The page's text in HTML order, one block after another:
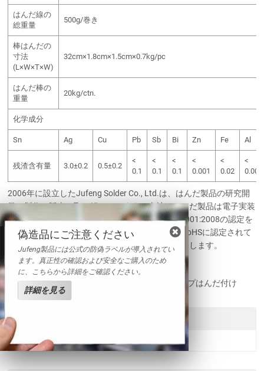
はんだ線の
総重量
500g/巻き
棒はんだの
寸法
(L×W×T×W)
32cm×1.8cm×1.5cm×0.7kg/pc
はんだ棒の
重量
20kg/ctn.
化学成分
Sn Ag Cu Pb Sb Bi Zn Fe Al
残渣含有量 3.0±0.2 0.5±0.2
<
0.1
<
0.1
<
0.1
<
0.001
<
0.02
<
0.001
2006年に設立したJufeng Solder Co., Ltd.は、はんだ製品の研究開
発、製作、販売に取り組んでいます。当社のはんだ製品は電子実装
に広く活用されています。ISO9001:2000とISO9001:2008の認定を
取得した当社は、環境にやさしい製品もSGS 、RoHSに認定されて
います。高信頼性のはんだ製品をお客様にお届けします。
関連名称
SnAgCu系はんだ | 電子実装はんだ棒｜ディップはんだ付け
偽造品にご注意ください
Jufeng製品には公式の防偽ラベルが導入されてい
ます。真正性の確認および安全なご購入のため
に、こちらから詳細をご確認ください。
詳細を見る